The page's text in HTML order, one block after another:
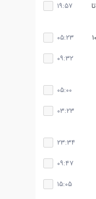
سلول الکترولیتی و برقکافت آب صفحه ۱۰۴ تا
۱۹:۵۷
۰۵:۲۳
۰۹:۳۲
۰۵:۰۰
۰۳:۲۳
۲۳:۳۴
۰۹:۴۷
۱۵:۰۵